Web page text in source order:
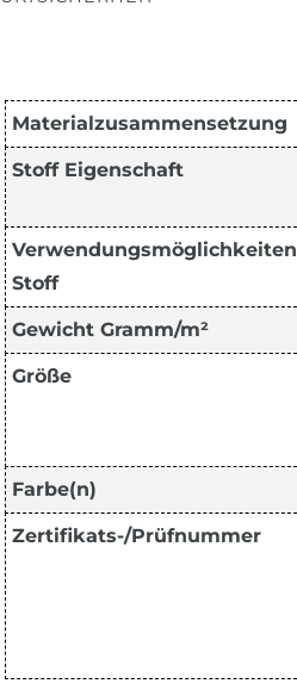
Materialzusammensetzung
Stoff Eigenschaft
Verwendungsmöglichkeiten
Stoff
Gewicht Gramm/m²
Größe
Farbe(n)
Zertifikats-/Prüfnummer